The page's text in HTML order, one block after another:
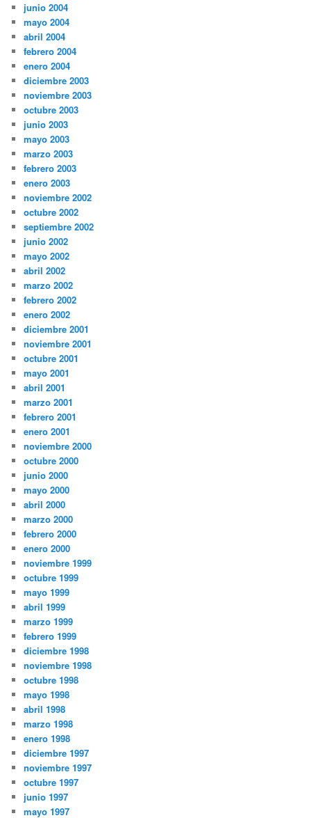
junio 2004
mayo 2004
abril 2004
febrero 2004
enero 2004
diciembre 2003
noviembre 2003
octubre 2003
junio 2003
mayo 2003
marzo 2003
febrero 2003
enero 2003
noviembre 2002
octubre 2002
septiembre 2002
junio 2002
mayo 2002
abril 2002
marzo 2002
febrero 2002
enero 2002
diciembre 2001
noviembre 2001
octubre 2001
mayo 2001
abril 2001
marzo 2001
febrero 2001
enero 2001
noviembre 2000
octubre 2000
junio 2000
mayo 2000
abril 2000
marzo 2000
febrero 2000
enero 2000
noviembre 1999
octubre 1999
mayo 1999
abril 1999
marzo 1999
febrero 1999
diciembre 1998
noviembre 1998
octubre 1998
mayo 1998
abril 1998
marzo 1998
enero 1998
diciembre 1997
noviembre 1997
octubre 1997
junio 1997
mayo 1997